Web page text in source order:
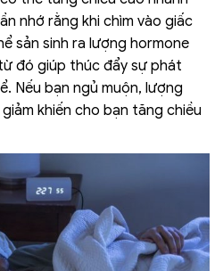
nhớ rằng khi chìm vào giấc
sản sinh ra lượng hormone
đó giúp thúc đẩy sự phát
Nếu bạn ngủ muộn, lượng
khiến cho bạn tăng chiều